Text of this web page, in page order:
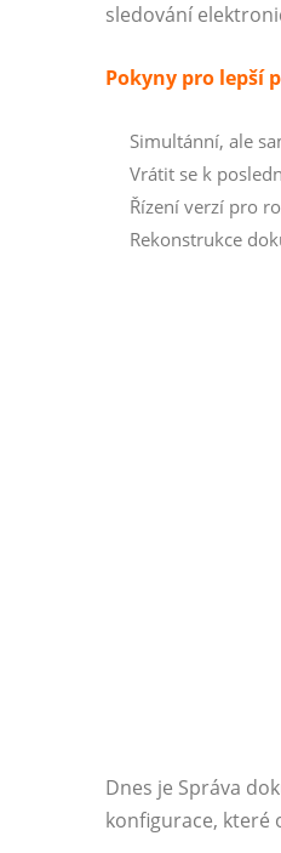
sledování
Pokyny pro lepší
Simultánní, ale
Vrátit se k
Řízení verzí pro
Rekonstrukce
Dnes je Správa
konfigurace, které